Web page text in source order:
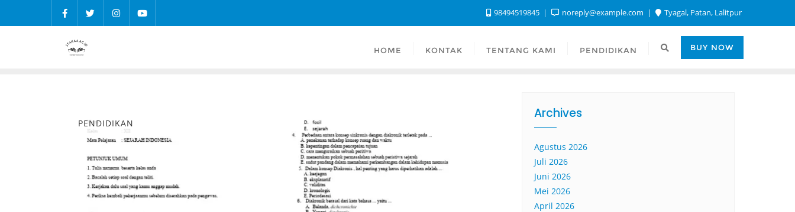
98494519845 noreply@example.com Tyagal, Patan, Lalitpur
HOME KONTAK TENTANG KAMI PENDIDIKAN BUY NOW
PENDIDIKAN
Archives
Agustus 2026
Juli 2026
Juni 2026
Mei 2026
April 2026